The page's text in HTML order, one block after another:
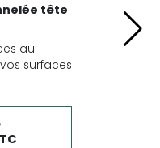
tête
au
surfaces